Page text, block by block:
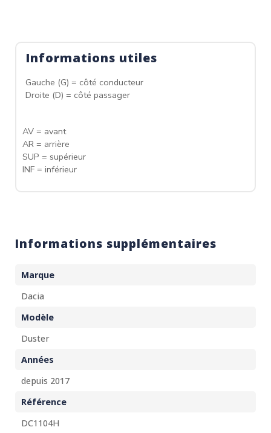
Informations utiles
Gauche (G) = côté conducteur
Droite (D) = côté passager
AV = avant
AR = arrière
SUP = supérieur
INF = inférieur
Informations supplémentaires
Marque
Dacia
Modèle
Duster
Années
depuis 2017
Référence
DC1104H